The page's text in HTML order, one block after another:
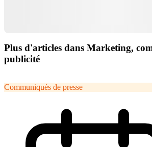
Plus d'articles dans Marketing,
publicité
Communiqués de presse